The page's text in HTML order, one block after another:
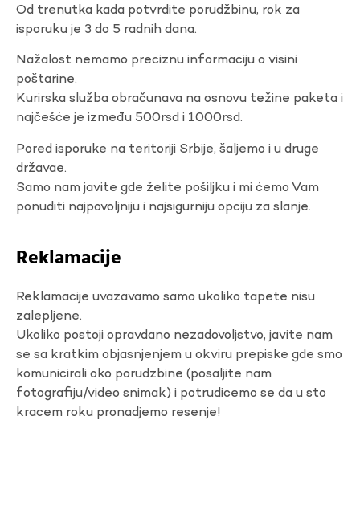
Od trenutka kada potvrdite porudžbinu, rok za
isporuku je 3 do 5 radnih dana.
Nažalost nemamo preciznu informaciju o visini
poštarine.
Kurirska služba obračunava na osnovu težine paketa i
najčešće je između 500rsd i 1000rsd.
Pored isporuke na teritoriji Srbije, šaljemo i u druge
državae.
Samo nam javite gde želite pošiljku i mi ćemo Vam
ponuditi najpovoljniju i najsigurniju opciju za slanje.
Reklamacije
Reklamacije uvazavamo samo ukoliko tapete nisu
zalepljene.
Ukoliko postoji opravdano nezadovoljstvo, javite nam
se sa kratkim objasnjenjem u okviru prepiske gde smo
komunicirali oko porudzbine (posaljite nam
fotografiju/video snimak) i potrudicemo se da u sto
kracem roku pronadjemo resenje!